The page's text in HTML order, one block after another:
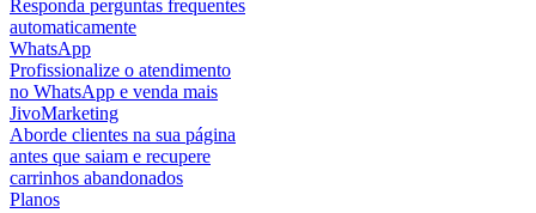
Responda perguntas frequentes
automaticamente
WhatsApp
Profissionalize o atendimento
no WhatsApp e venda mais
JivoMarketing
Aborde clientes na sua página
antes que saiam e recupere
carrinhos abandonados
Planos